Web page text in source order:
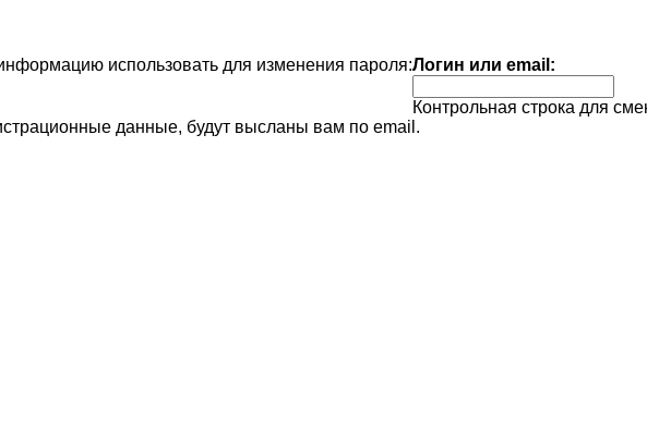
использовать для изменения пароля:Логин или email:
Контрольная строка для
данные, будут высланы вам по email.